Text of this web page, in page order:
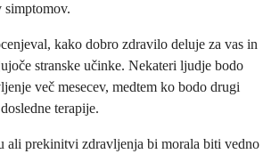
simptomov.
kako dobro zdravilo deluje za vas in
stranske učinke. Nekateri ljudje bodo
več mesecev, medtem ko bodo drugi
terapije.
ali prekinitvi zdravljenja bi morala biti vedno